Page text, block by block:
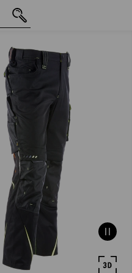
CHF 110.89